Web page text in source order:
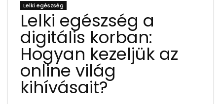
Lelki egészség
Lelki egészség a
digitális korban:
Hogyan kezeljük az
online világ
kihívásait?